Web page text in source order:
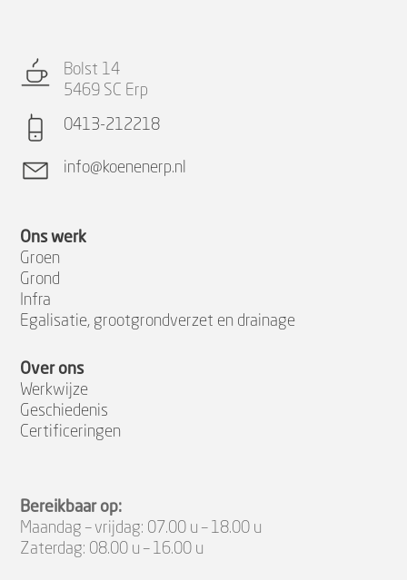
Bolst 14
5469 SC Erp
0413-212218
info@koenenerp.nl
Ons werk
Groen
Grond
Infra
Egalisatie, grootgrondverzet en drainage
Over ons
Werkwijze
Geschiedenis
Certificeringen
Bereikbaar op:
Maandag – vrijdag: 07.00 u – 18.00 u
Zaterdag: 08.00 u – 16.00 u